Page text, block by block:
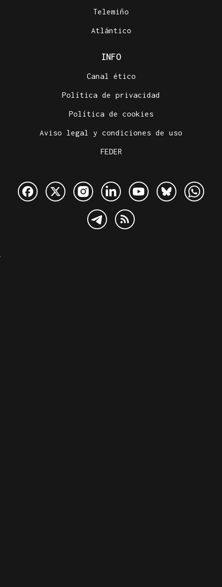
Telemiño
Atlántico
INFO
Canal ético
Política de privacidad
Política de cookies
Aviso legal y condiciones de uso
FEDER